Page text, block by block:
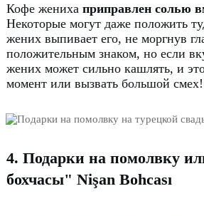
Кофе жениха приправлен солью
Некоторые могут даже положить
жених выпивает его, не моргнув
положительным знаком, но если
жених может сильно кашлять, и
момент или вызвать большой смех!
4. Подарки на помолвку
бохчасы" Nişan Bohcası